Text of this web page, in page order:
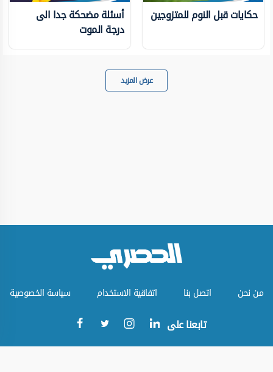
حكايات قبل النوم للمتزوجين أسئلة مضحكة جدا الى
درجة الموت
عرض المزيد
من نحن اتصل بنا اتفاقية الاستخدام سياسة الخصوصية
تابعنا على